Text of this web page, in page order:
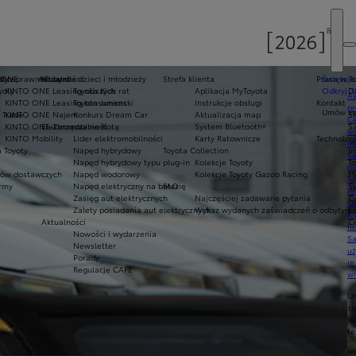
in
Odkryj
Umów
KINTO ONE Leasing niższych rat
KINTO ONE Leasing konsumencki
KINTO ONE Najem
KINTO ONE Zarządzanie flotą
KINTO Mobility
dostawczych
Strefa klienta
Aplikacja MyToyota
Instrukcje obsługi
Aktualizacja map
System Bluetooth®
Karty Ratownicze
Toyota Collection
Kolekcje Toyoty
Kolekcje Toyoty Gazoo Racing
FAQ
Najczęściej zadawane pytania
Wykaz wydanych zaświadczeń o odbytym
Aktualności
Kluby dla dzieci i młodzieży
Toyota Kids
Toyota Juniors
Konkurs Dream Car
Elektromobilność
Lider elektromobilności
Napęd hybrydowy
Napęd hybrydowy typu plug-in
Napęd wodorowy
Napęd elektryczny na baterię
Zasięg aut elektrycznych
Zalety posiadania aut elektrycznych
Aktualności
Nowości i wydarzenia
Newsletter
Porady
Regulacje CAFE
Praca w
Kontakt